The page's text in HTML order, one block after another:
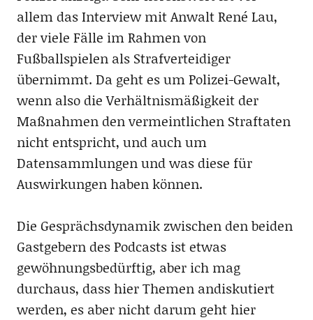
allem das Interview mit Anwalt René Lau,
der viele Fälle im Rahmen von
Fußballspielen als Strafverteidiger
übernimmt. Da geht es um Polizei-Gewalt,
wenn also die Verhältnismäßigkeit der
Maßnahmen den vermeintlichen Straftaten
nicht entspricht, und auch um
Datensammlungen und was diese für
Auswirkungen haben können.
Die Gesprächsdynamik zwischen den beiden
Gastgebern des Podcasts ist etwas
gewöhnungsbedürftig, aber ich mag
durchaus, dass hier Themen andiskutiert
werden, es aber nicht darum geht hier